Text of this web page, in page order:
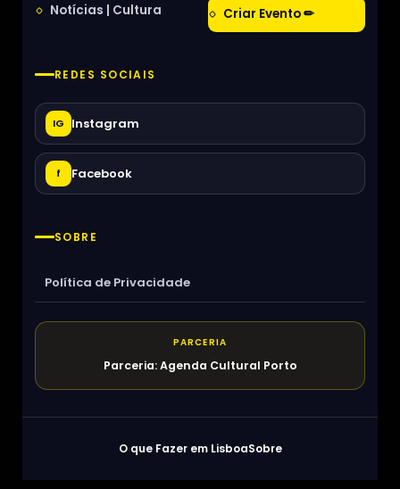
Notícias | Cultura Criar Evento ✏
REDES SOCIAIS
IG Instagram
f Facebook
SOBRE
Política de Privacidade
PARCERIA
Parceria: Agenda Cultural Porto
O que Fazer em LisboaSobre